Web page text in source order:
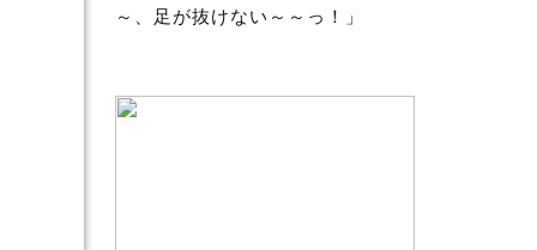
～、足が抜けない～～っ！」